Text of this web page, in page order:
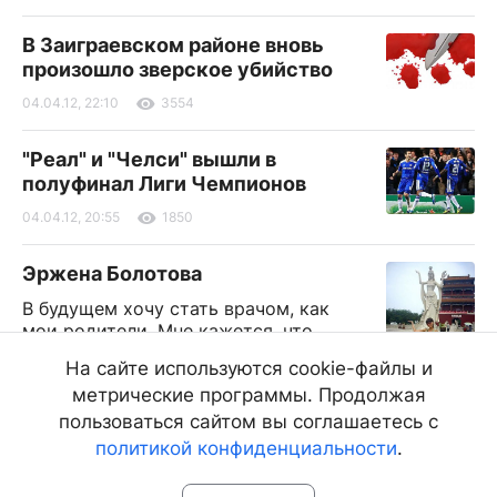
В Заиграевском районе вновь
произошло зверское убийство
04.04.12, 22:10 3554
"Реал" и "Челси" вышли в
полуфинал Лиги Чемпионов
04.04.12, 20:55 1850
Эржена Болотова
В будущем хочу стать врачом, как
мои родители. Мне кажется, что
Я хочу лечить людей и приносить им
радость. В дальнейшем мечтаю
открыть свою клинику
04.04.12, 15:00 2439
На сайте используются cookie-файлы и
метрические программы. Продолжая
пользоваться сайтом вы соглашаетесь с
политикой конфиденциальности.